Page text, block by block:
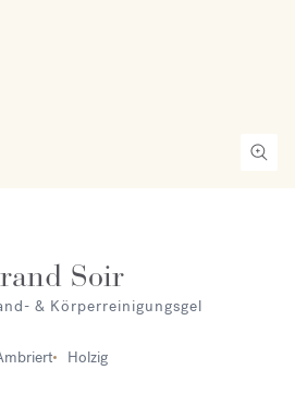
Soir
& Körperreinigungsgel
Holzig